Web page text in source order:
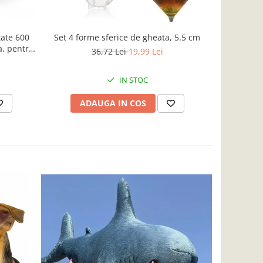
600
pentru
Set 4 forme sferice de gheata, 5.5 cm
36,72 Lei19,99 Lei
IN STOC
ADAUGA IN COS